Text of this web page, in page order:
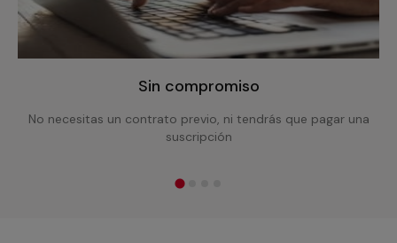
Sin compromiso
No necesitas un contrato previo, ni tendrás que pagar una
suscripción